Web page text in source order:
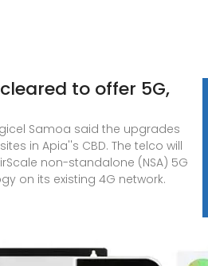
to offer 5G,
Samoa said the upgrades
in Apia''s CBD. The telco will
non-standalone (NSA) 5G
on its existing 4G network.